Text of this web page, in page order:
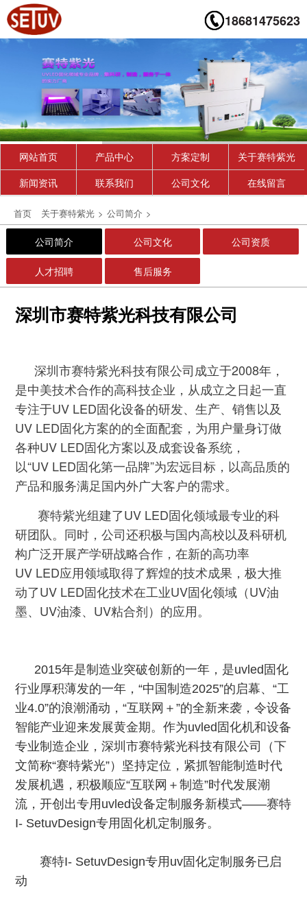
18681475623
网站首页 产品中心 方案定制
关于赛特紫光
新闻资讯
联系我们 公司文化 在线留言
首页 关于赛特紫光 > 公司简介 >
公司简介 公司文化 公司资质
人才招聘 售后服务
深圳市赛特紫光科技有限公司
深圳市赛特紫光科技有限公司成立于2008年，
是中美技术合作的高科技企业，从成立之日起一直
专注于UV LED固化设备的研发、生产、销售以及
UV LED固化方案的的全面配套，为用户量身订做
各种UV LED固化方案以及成套设备系统，
以“UV LED固化第一品牌”为宏远目标，以高品质的
产品和服务满足国内外广大客户的需求。
赛特紫光组建了UV LED固化领域最专业的科
研团队。同时，公司还积极与国内高校以及科研机
构广泛开展产学研战略合作，在新的高功率
UV LED应用领域取得了辉煌的技术成果，极大推
动了UV LED固化技术在工业UV固化领域（UV油
墨、UV油漆、UV粘合剂）的应用。
2015年是制造业突破创新的一年，是uvled固化
行业厚积薄发的一年，“中国制造2025”的启幕、“工
业4.0”的浪潮涌动，“互联网＋”的全新来袭，令设备
智能产业迎来发展黄金期。作为uvled固化机和设备
专业制造企业，深圳市赛特紫光科技有限公司（下
文简称“赛特紫光”）坚持定位，紧抓智能制造时代
发展机遇，积极顺应“互联网＋制造”时代发展潮
流，开创出专用uvled设备定制服务新模式——赛特
I- SetuvDesign专用固化机定制服务。
赛特I- SetuvDesign专用uv固化定制服务已启
动